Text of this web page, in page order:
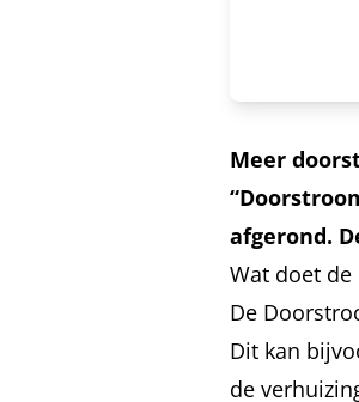
Meer
afgerond.
Wat doet
De
Dit kan
de